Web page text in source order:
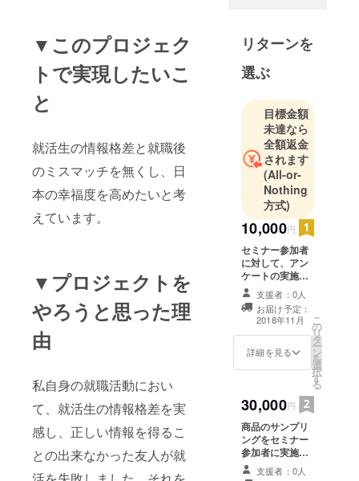
▼このプロジェク
トで実現したいこ
と
就活生の情報格差と就職後
のミスマッチを無くし、日
本の幸福度を高めたいと考
えています。
▼プロジェクトを
やろうと思った理
由
私自身の就職活動におい
て、就活生の情報格差を実
感し、正しい情報を得るこ
との出来なかった友人が就
リターンを
選ぶ
目標金額
未達なら
全額返金
されます
(All-or-
Nothing
方式)
10,000円
セミナー参加者
に対して、アン
ケートの実施を
行います。
支援者：0人
お届け予定：
2018年11月
詳細を見る
こ
の
リ
タ
ー
ン
を
選
択
す
る
30,000円
商品のサンプリ
ングをセミナー
参加者に実施致
します。
支援者：0人